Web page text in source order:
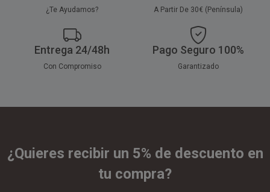
¿Te Ayudamos? A Partir De 30€ (Península)
Entrega 24/48h
Con Compromiso
Pago Seguro 100%
Garantizado
¿Quieres recibir un 5% de descuento en
tu compra?